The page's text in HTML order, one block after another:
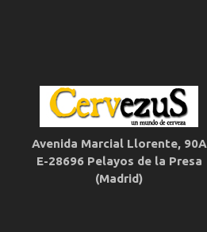
Avenida Marcial Llorente, 90A
E-28696 Pelayos de la Presa
(Madrid)